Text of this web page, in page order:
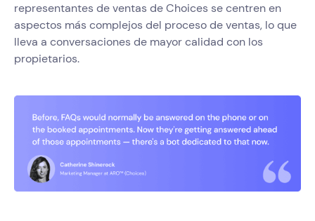
representantes de ventas de Choices se centren en
aspectos más complejos del proceso de ventas, lo que
lleva a conversaciones de mayor calidad con los
propietarios.